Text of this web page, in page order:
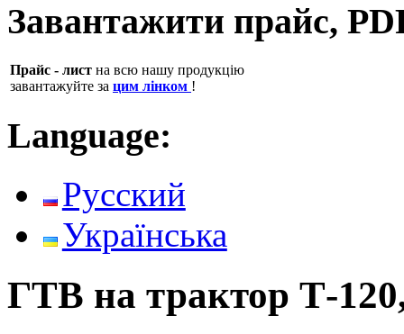
Завантажити прайс,
Прайс - лист на всю нашу продукцію
завантажуйте за цим лінком !
Language:
Русский
Українська
ГТВ на трактор Т-